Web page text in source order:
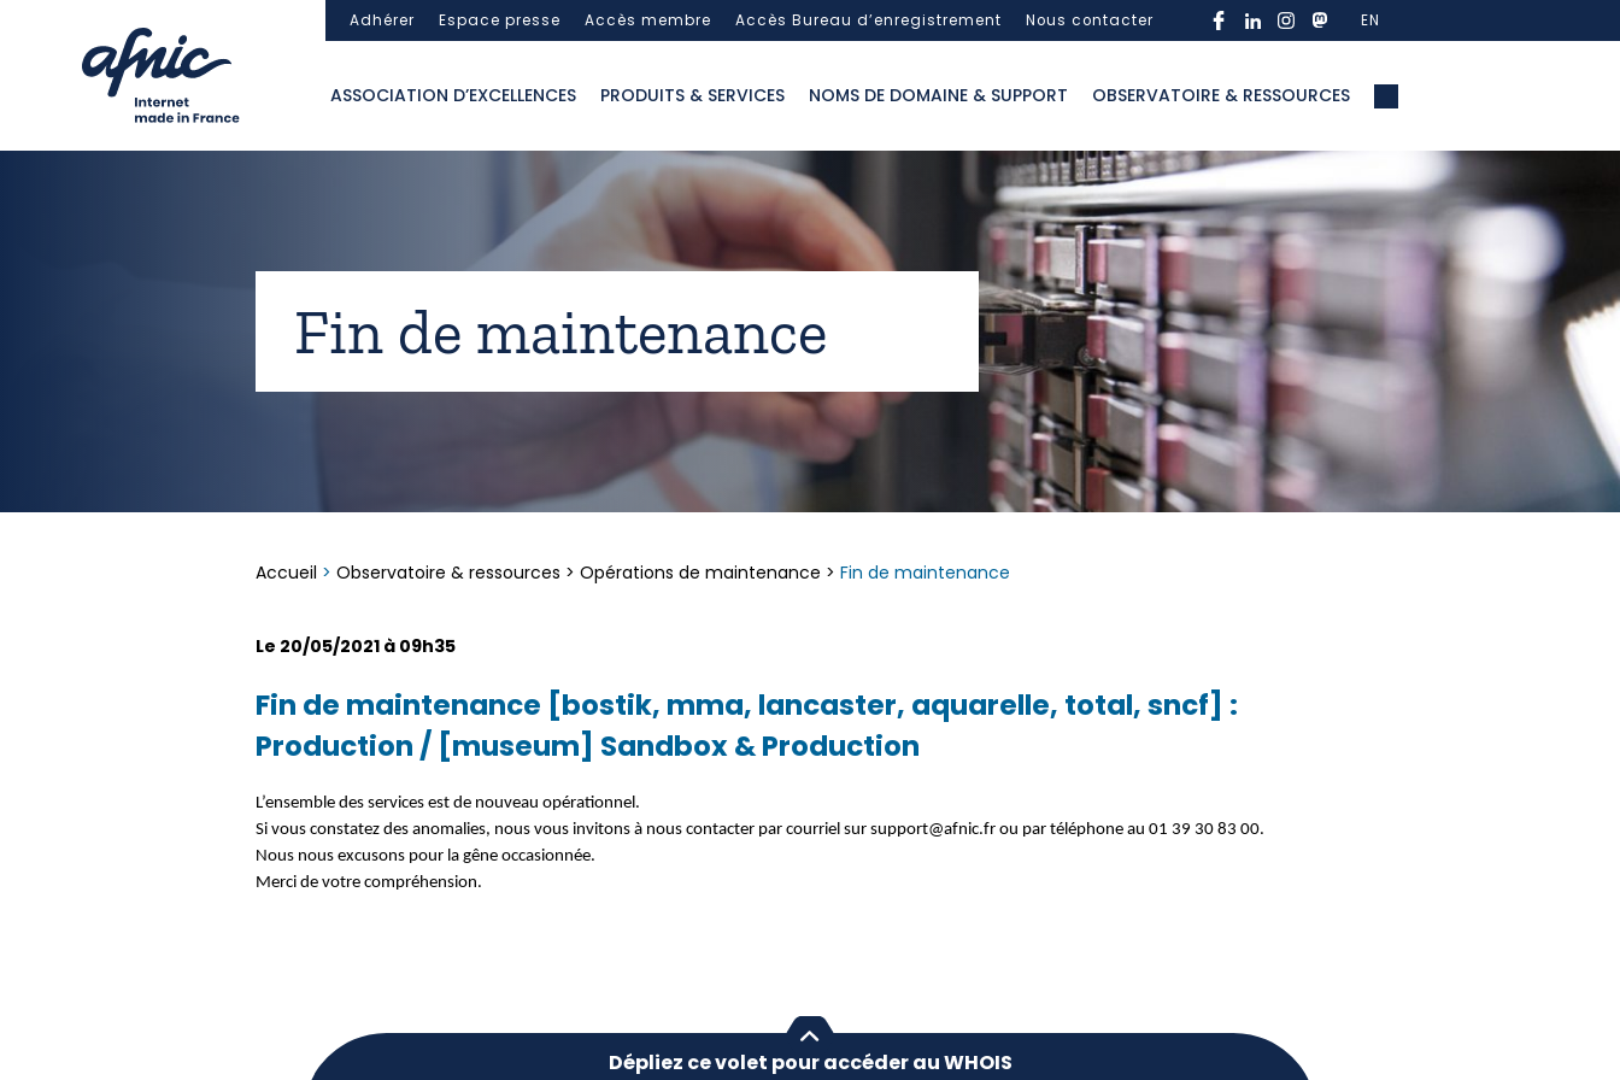
Adhérer Espace presse Accès membre Accès Bureau d’enregistrement Nous contacter EN
ASSOCIATION D’EXCELLENCES PRODUITS & SERVICES NOMS DE DOMAINE & SUPPORT OBSERVATOIRE & RESSOURCES
Fin de maintenance
Accueil > Observatoire & ressources > Opérations de maintenance > Fin de maintenance
Le 20/05/2021 à 09h35
Fin de maintenance [bostik, mma, lancaster, aquarelle, total, sncf] :
Production / [museum] Sandbox & Production
L’ensemble des services est de nouveau opérationnel.
Si vous constatez des anomalies, nous vous invitons à nous contacter par courriel sur support@afnic.fr ou par téléphone au 01 39 30 83 00.
Nous nous excusons pour la gêne occasionnée.
Merci de votre compréhension.
Dépliez ce volet pour accéder au WHOIS